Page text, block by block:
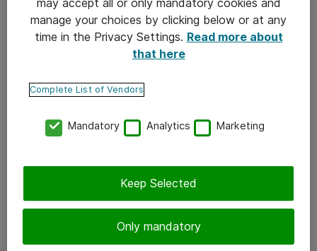
manage your choices by clicking below or at any
time in the Privacy Settings. Read more about
that here
Complete List of Vendors
Mandatory Analytics Marketing
Only mandatory
Keep Selected